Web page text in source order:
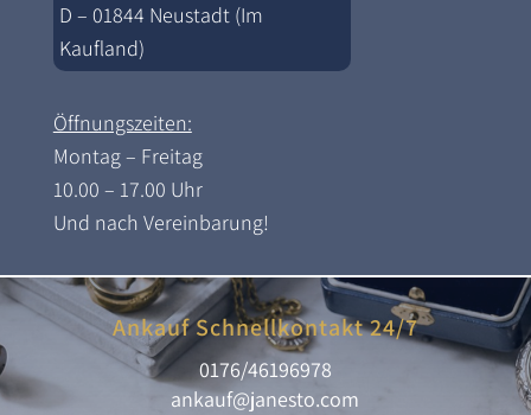
D – 01844 Neustadt (Im
Kaufland)
Öffnungszeiten:
Montag – Freitag
10.00 – 17.00 Uhr
Und nach Vereinbarung!
Ankauf Schnellkontakt 24/7
0176/46196978
ankauf@janesto.com